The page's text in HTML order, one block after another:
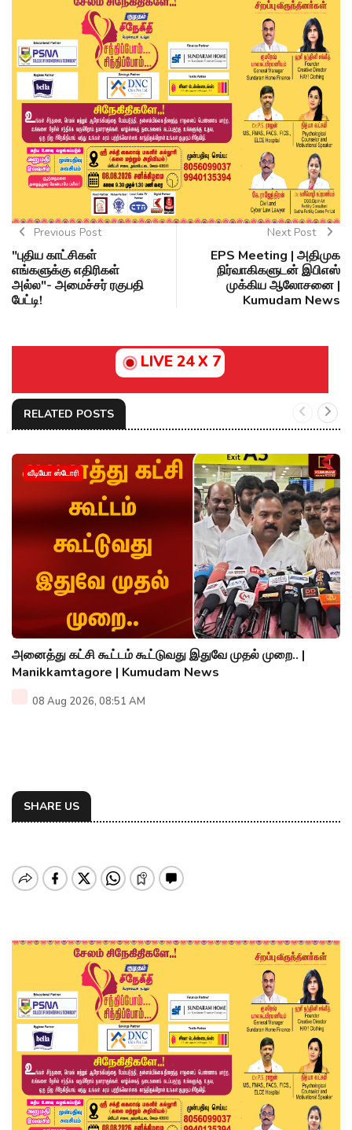
Previous Post
"புதிய காட்சிகள்
எங்களுக்கு எதிரிகள்
அல்ல"- அமைச்சர் ரகுபதி
பேட்டி!
Next Post
EPS Meeting | அதிமுக
நிர்வாகிகளுடன் இபிஎஸ்
முக்கிய ஆலோசனை |
Kumudam News
LIVE 24 X 7
RELATED POSTS
வீடியோ ஸ்டோரி
அனைத்து கட்சி கூட்டம் கூட்டுவது இதுவே முதல் முறை.. |
Manikkamtagore | Kumudam News
08 Aug 2026, 08:51 AM
SHARE US